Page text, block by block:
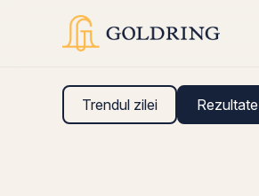
Trendul zilei Rezultate